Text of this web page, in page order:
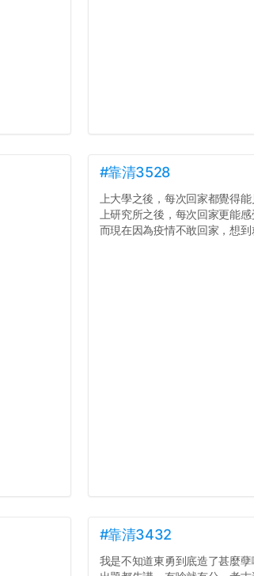
#靠清3528
上大學之後，每次回家都覺得
上研究所之後，每次回家更能
而現在因為疫情不敢回家，想
#靠清3432
我是不知道東勇到底造了甚麼孽